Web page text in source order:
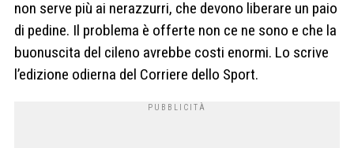
non serve più ai nerazzurri, che devono liberare un paio
di pedine. Il problema è offerte non ce ne sono e che la
buonuscita del cileno avrebbe costi enormi. Lo scrive
l’edizione odierna del Corriere dello Sport.